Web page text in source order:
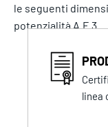
le seguenti
potenzialità A.E 3
linea